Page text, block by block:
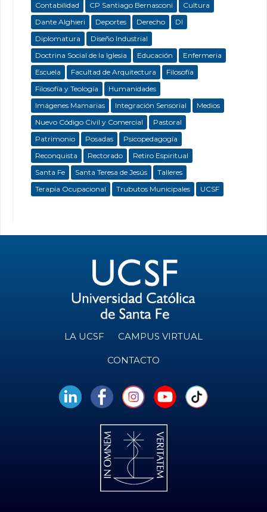
Contabilidad
CP Santiago Bernasconi
Cultura
Dante Alghieri
Deportes Derecho
DI
Diplomatura
Diseño Industrial
Doctrina Social de la Iglesia
Educación
Enfermeria
Escuela
Facultad de Arquitectura
Filosofía
Filosofía y Teología
Humanidades
Imágenes Mamarias
Integración Sensorial
Medios
Nuevo Código Civil y Comercial
Pastoral
Patrimonio
Posadas
Psicopedagogía
Reconquista
Rectorado
Retiro Espiritual
Santa Fe
Santa Teresa de Jesús
Talleres
Terapia Ocupacional
Trubutos Municipales UCSF
LA UCSF CAMPUS VIRTUAL
CONTACTO